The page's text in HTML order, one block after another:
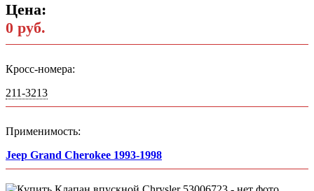
Цена:
0 руб.
Кросс-номера:
211-3213
Применимость:
Jeep Grand Cherokee 1993-1998